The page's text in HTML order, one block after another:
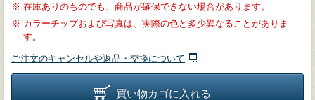
※ 在庫ありのものでも、商品が確保できない場合があります。
※ カラーチップおよび写真は、実際の色と多少異なることがありま
す。
ご注文のキャンセルや返品・交換について
買い物カゴに入れる